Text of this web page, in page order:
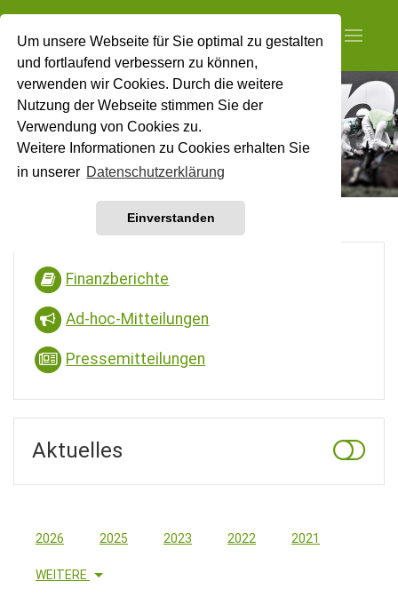
Um unsere Webseite für Sie optimal zu gestalten
und fortlaufend verbessern zu können,
verwenden wir Cookies. Durch die weitere
Nutzung der Webseite stimmen Sie der
Verwendung von Cookies zu.
Weitere Informationen zu Cookies erhalten Sie
in unserer Datenschutzerklärung
Einverstanden
Finanzberichte
Ad-hoc-Mitteilungen
Pressemitteilungen
Aktuelles
2026 2025 2023 2022 2021
WEITERE